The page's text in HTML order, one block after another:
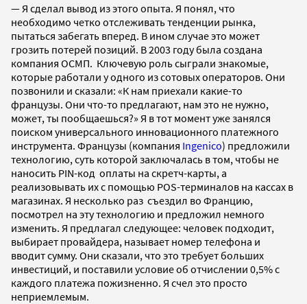
— Я сделал вывод из этого опыта. Я понял, что
необходимо четко отслеживать тенденции рынка,
пытаться забегать вперед. В ином случае это может
грозить потерей позиций. В 2003 году была создана
компания ОСМП. Ключевую роль сыграли знакомые,
которые работали у одного из сотовых операторов. Они
позвонили и сказали: «К нам приехали какие-то
французы. Они что-то предлагают, нам это не нужно,
может, ты пообщаешься?» Я в тот момент уже занялся
поиском универсального инновационного платежного
инструмента. Французы (компания Ingenico) предложили
технологию, суть которой заключалась в том, чтобы не
наносить PIN-код оплаты на скретч-карты, а
реализовывать их с помощью POS-терминалов на кассах в
магазинах. Я несколько раз съездил во Францию,
посмотрел на эту технологию и предложил немного
изменить. Я предлагал следующее: человек подходит,
выбирает провайдера, называет номер телефона и
вводит сумму. Они сказали, что это требует больших
инвестиций, и поставили условие об отчислении 0,5% с
каждого платежа пожизненно. Я счел это просто
неприемлемым.